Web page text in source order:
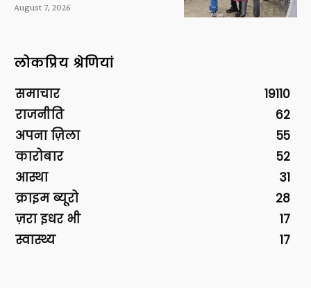
August 7, 2026
लोकप्रिय श्रेणियां
समाचार
19110
राजनीति
62
अपना ज़िला
55
कारोबार
52
आस्था
31
क्राइम ब्यूरो
28
ज़रा इधर भी
17
स्वास्थ्य
17